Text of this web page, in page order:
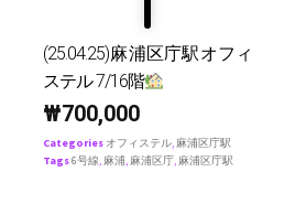
(25.04.25)麻浦区庁駅オフィ
ステル 7/16階
₩700,000
Categories オフィステル, 麻浦区庁駅
Tags6号線, 麻浦, 麻浦区庁, 麻浦区庁駅